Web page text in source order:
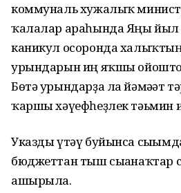
коммуналь хужалыҡ
ҡалалар араһында Яңы
каникул осоронда
урындарын иң яҡшы
Бөтә урындарҙа ла йәмәғәт
ҡаршы хәүефһеҙлек тәьмин
Указды үтәү буйынса
бюджеттан тыш сығанаҡтар
ашырыла.